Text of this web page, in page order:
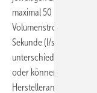
maximal 50 mbar pro
Volumenstrom einer
Sekunde (l/s) und für
unterschiedliche
oder können sich, wie
Herstellerangaben